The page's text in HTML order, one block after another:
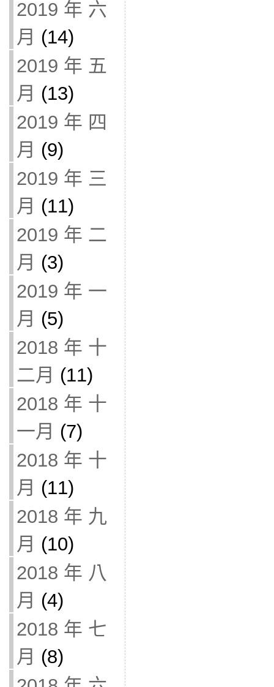
2019 年 六
月 (14)
2019 年 五
月 (13)
2019 年 四
月 (9)
2019 年 三
月 (11)
2019 年 二
月 (3)
2019 年 一
月 (5)
2018 年 十
二月 (11)
2018 年 十
一月 (7)
2018 年 十
月 (11)
2018 年 九
月 (10)
2018 年 八
月 (4)
2018 年 七
月 (8)